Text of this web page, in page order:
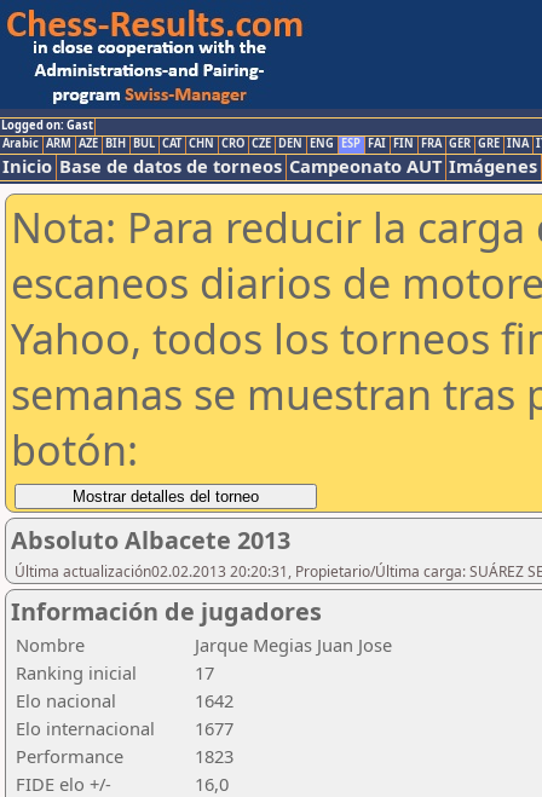
Logged on: Gast
Arabic ARM AZE BIH BUL CAT CHN CRO CZE DEN ENG ESP FAI FIN FRA GER GRE INA
Inicio Base de datos de torneos Campeonato AUT Imágenes
Nota: Para reducir la
escaneos diarios de
Yahoo, todos los torneos
semanas se muestran tras
botón:
Absoluto Albacete 2013
Última actualización02.02.2013 20:20:31, Propietario/Última carga: SUÁREZ
Información de jugadores
Nombre
Jarque Megias Juan Jose
Ranking inicial
17
Elo nacional
1642
Elo internacional
1677
Performance
1823
FIDE elo +/-
16,0